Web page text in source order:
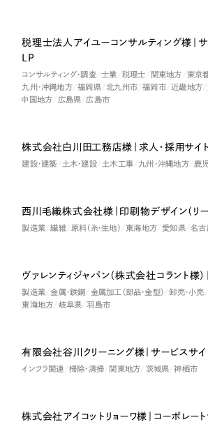
税理士法人アイユーコンサルティング様｜サ
LP
コンサルティング・調査 士業 税理士 関東地方 東京
九州・沖縄地方
福岡県 北九州市 福岡市 近畿地方
中国地方
広島県 広島市
株式会社白川田工務店様｜求人・採用サイト
建設・建築 土木・建設 土木工事 九州・沖縄地方 鹿
西川毛織株式会社様｜印刷物デザイン（リー
製造業 繊維 原料（糸・生地） 東海地方 愛知県 名古
ヴァレンティジャパン（株式会社コラント様）
製造業 金属・鉄鋼 金属加工（部品・金型） 卸売・小売
東海地方
岐阜県 羽島市
有限会社谷川クリーニング様｜サービスサイ
インフラ関連 掃除・清掃 関東地方 茨城県 神栖市
株式会社アイコットリョーワ様｜コーポレート